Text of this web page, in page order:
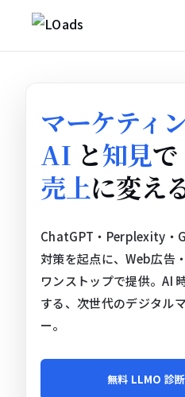
マーケティ
AI と知見で
売上に変え
ChatGPT・Perplexity・
対策を起点に、Web広告
ワンストップで提供。AI
する、次世代のデジタル
ー。
無料 LLMO 診